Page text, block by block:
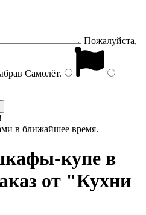
Пожалуйста,
Самолёт.
в ближайшее время.
купе в
от "Кухни